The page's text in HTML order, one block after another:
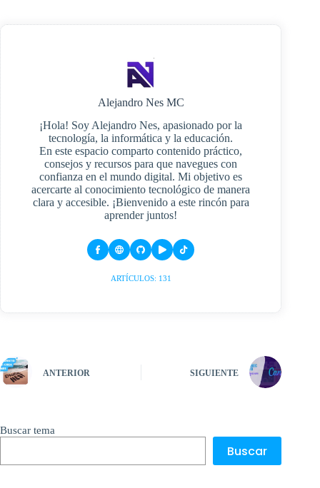
Alejandro Nes MC
¡Hola! Soy Alejandro Nes, apasionado por la
tecnología, la informática y la educación.
En este espacio comparto contenido práctico,
consejos y recursos para que navegues con
confianza en el mundo digital. Mi objetivo es
acercarte al conocimiento tecnológico de manera
clara y accesible. ¡Bienvenido a este rincón para
aprender juntos!
ARTÍCULOS: 131
ANTERIOR SIGUIENTE
Buscar tema
Buscar